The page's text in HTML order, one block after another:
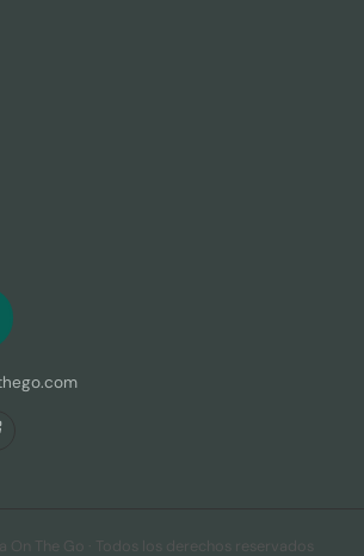
On The Go · Todos los derechos reservados